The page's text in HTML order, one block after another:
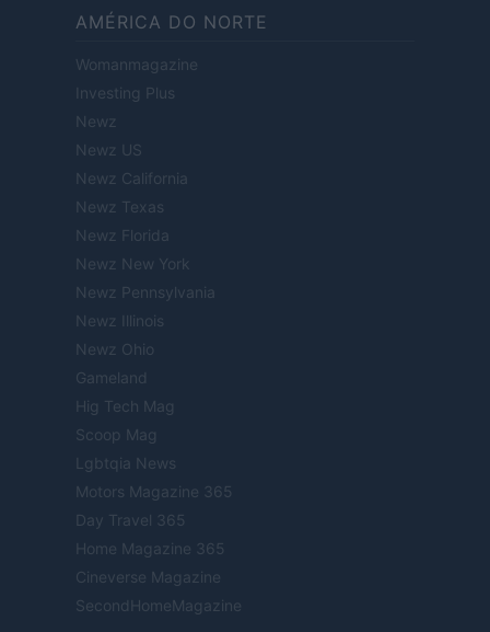
AMÉRICA DO NORTE
Womanmagazine
Investing Plus
Newz
Newz US
Newz California
Newz Texas
Newz Florida
Newz New York
Newz Pennsylvania
Newz Illinois
Newz Ohio
Gameland
Hig Tech Mag
Scoop Mag
Lgbtqia News
Motors Magazine 365
Day Travel 365
Home Magazine 365
Cineverse Magazine
SecondHomeMagazine